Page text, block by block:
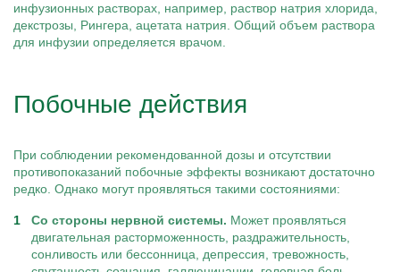
инфузионных растворах, например, раствор натрия хлорида,
декстрозы, Рингера, ацетата натрия. Общий объем раствора
для инфузии определяется врачом.
Побочные действия
При соблюдении рекомендованной дозы и отсутствии
противопоказаний побочные эффекты возникают достаточно
редко. Однако могут проявляться такими состояниями:
Со стороны нервной системы. Может проявляться
двигательная расторможенность, раздражительность,
сонливость или бессонница, депрессия, тревожность,